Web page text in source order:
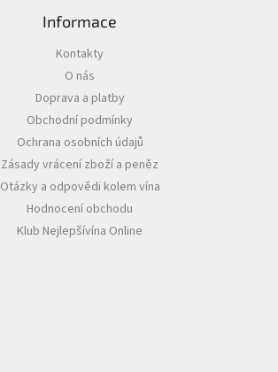
Informace
Kontakty
O nás
Doprava a platby
Obchodní podmínky
Ochrana osobních údajů
Zásady vrácení zboží a peněz
Otázky a odpovědi kolem vína
Hodnocení obchodu
Klub Nejlepšívína Online